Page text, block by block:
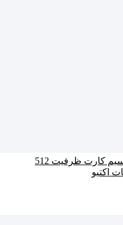
گوشی موبایل اپل iPhone 16 Pro دو سیم کارت ظرفیت 512